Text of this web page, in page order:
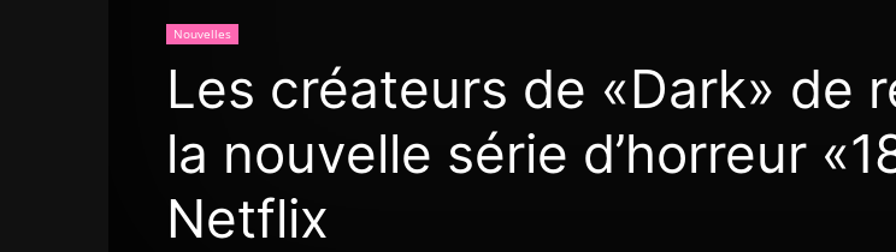
Nouvelles
Les créateurs de «Dark» de
la nouvelle série d’horreur
Netflix